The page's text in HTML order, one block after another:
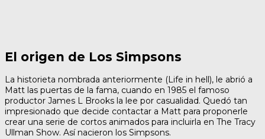
El origen de Los Simpsons
La historieta nombrada anteriormente (Life in hell), le abrió a
Matt las puertas de la fama, cuando en 1985 el famoso
productor James L Brooks la lee por casualidad. Quedó tan
impresionado que decide contactar a Matt para proponerle
crear una serie de cortos animados para incluirla en The Tracy
Ullman Show. Así nacieron los Simpsons.